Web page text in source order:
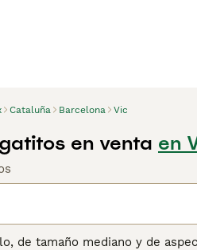
Cataluña Barcelona Vic
en venta en
de tamaño mediano y de